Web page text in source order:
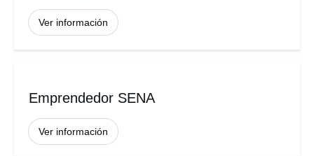
Ver información
Emprendedor SENA
Ver información